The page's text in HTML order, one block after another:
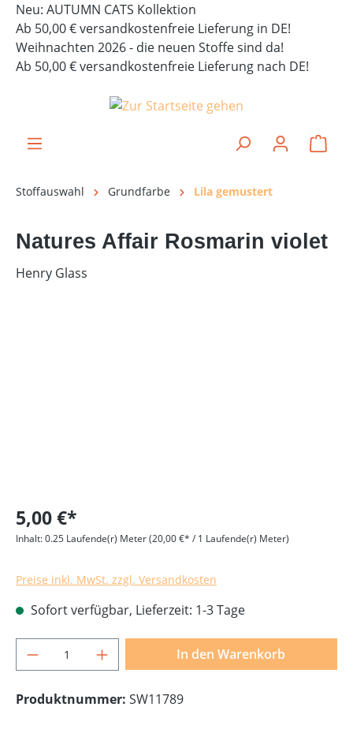
springen
Neu: AUTUMN CATS Kollektion
Ab 50,00 € versandkostenfreie Lieferung in DE!
Weihnachten 2026 - die neuen Stoffe sind da!
Ab 50,00 € versandkostenfreie Lieferung nach DE!
Stoffauswahl Grundfarbe Lila gemustert
Natures Affair Rosmarin violet
Henry Glass
5,00 €*
Inhalt:0.25 Laufende(r) Meter(20,00 €* / 1 Laufende(r) Meter)
Preise inkl. MwSt. zzgl. Versandkosten
Sofort verfügbar, Lieferzeit: 1-3 Tage
Produkt Anzahl: Gib den gewünschten
In den Warenkorb
Produktnummer: SW11789